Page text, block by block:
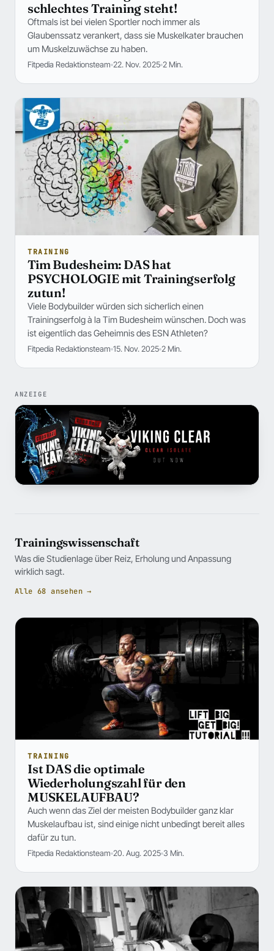
schlechtes Training steht!
Oftmals ist bei vielen Sportler noch immer als
Glaubenssatz verankert, dass sie Muskelkater brauchen
um Muskelzuwächse zu haben.
Fitpedia Redaktionsteam 22. Nov. 2025 2 Min.
TRAINING
Tim Budesheim: DAS hat
PSYCHOLOGIE mit Trainingserfolg
zutun!
Viele Bodybuilder würden sich sicherlich einen
Trainingserfolg à la Tim Budesheim wünschen. Doch was
ist eigentlich das Geheimnis des ESN Athleten?
Fitpedia Redaktionsteam 15. Nov. 2025 2 Min.
ANZEIGE
Trainingswissenschaft
Was die Studienlage über Reiz, Erholung und Anpassung
wirklich sagt.
Alle 68 ansehen →
TRAINING
Ist DAS die optimale
Wiederholungszahl für den
MUSKELAUFBAU?
Auch wenn das Ziel der meisten Bodybuilder ganz klar
Muskelaufbau ist, sind einige nicht unbedingt bereit alles
dafür zu tun.
Fitpedia Redaktionsteam 20. Aug. 2025 3 Min.